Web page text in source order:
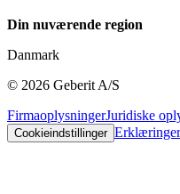
Din nuværende region
Danmark
© 2026 Geberit A/S
FirmaoplysningerJuridiske
Cookieindstillinger Erklæringer